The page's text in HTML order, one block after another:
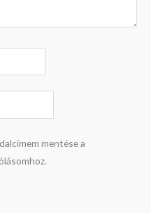
mentése a